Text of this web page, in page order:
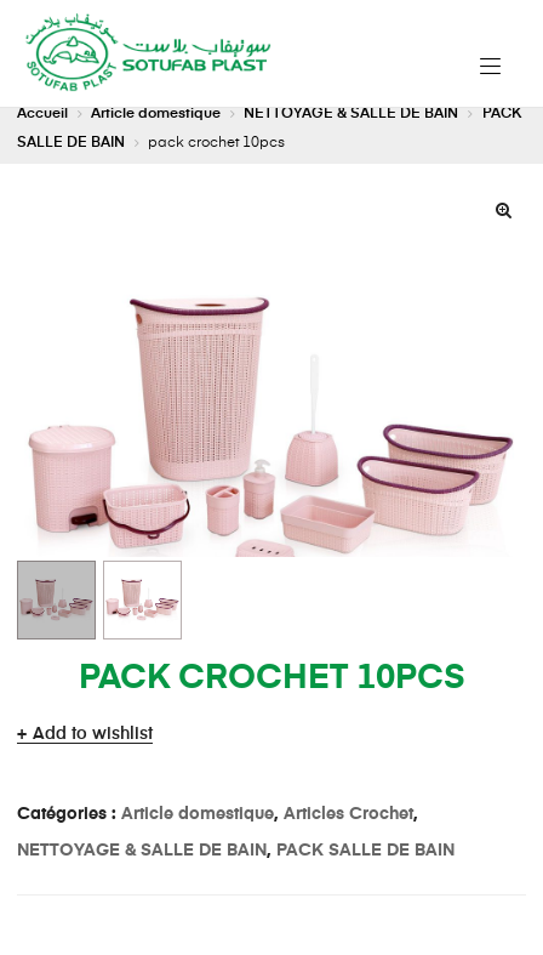
Accueil Article domestique NETTOYAGE & SALLE DE BAIN
PACK
SALLE DE BAIN
pack crochet 10pcs
PACK CROCHET 10PCS
Add to wishlist
Catégories : Article domestique, Articles Crochet,
NETTOYAGE & SALLE DE BAIN, PACK SALLE DE BAIN